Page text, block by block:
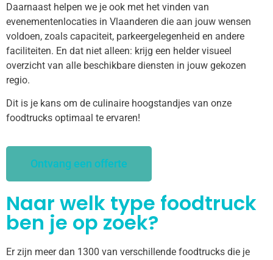
Daarnaast helpen we je ook met het vinden van
evenementenlocaties in Vlaanderen die aan jouw wensen
voldoen, zoals capaciteit, parkeergelegenheid en andere
faciliteiten. En dat niet alleen: krijg een helder visueel
overzicht van alle beschikbare diensten in jouw gekozen
regio.
Dit is je kans om de culinaire hoogstandjes van onze
foodtrucks optimaal te ervaren!
Ontvang een offerte
Naar welk type foodtruck
ben je op zoek?
Er zijn meer dan 1300 van verschillende foodtrucks die je